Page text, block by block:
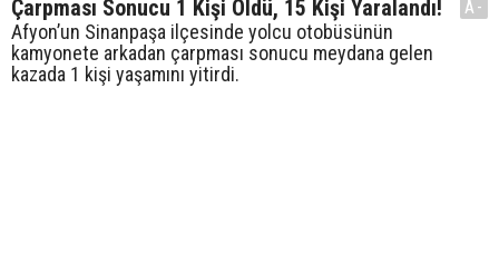
Çarpması Sonucu 1 Kişi Öldü, 15 Kişi Yaralandı!
Afyon’un Sinanpaşa ilçesinde yolcu otobüsünün
kamyonete arkadan çarpması sonucu meydana gelen
kazada 1 kişi yaşamını yitirdi.
A-